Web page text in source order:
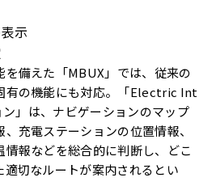
示
を備えた「MBUX」では、従来の
有の機能にも対応。「Electric Int
」は、ナビゲーションのマップ
充電ステーションの位置情報、
報などを総合的に判断し、どこ
切なルートが案内されるとい